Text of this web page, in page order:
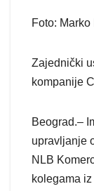
Foto:
Zajednički
kompanije
Beograd.–
upravljanje
NLB
kolegama